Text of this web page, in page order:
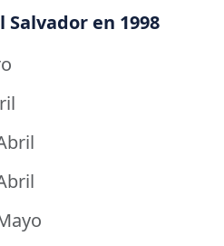
en 1998